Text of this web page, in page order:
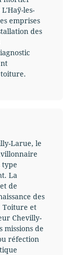
les-
emprises
des
Larue, le
type
La
de
des
Toiture et
Chevilly-
de
réfection